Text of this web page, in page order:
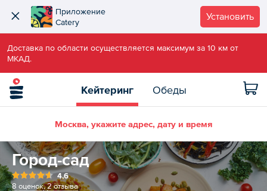
Приложение
Catery
Установить
Доставка по области осуществляется максимум за 10 км от
МКАД.
Кейтеринг Обеды
Москва, укажите адрес, дату и время
Город-сад
4,6
8 оценок,2 отзыва